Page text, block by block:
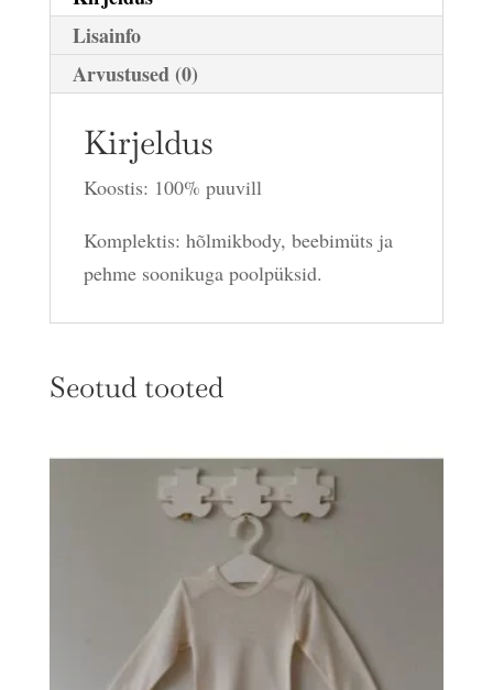
Lisainfo
Arvustused (0)
Kirjeldus
Koostis: 100% puuvill
Komplektis: hõlmikbody, beebimüts ja
pehme soonikuga poolpüksid.
Seotud tooted